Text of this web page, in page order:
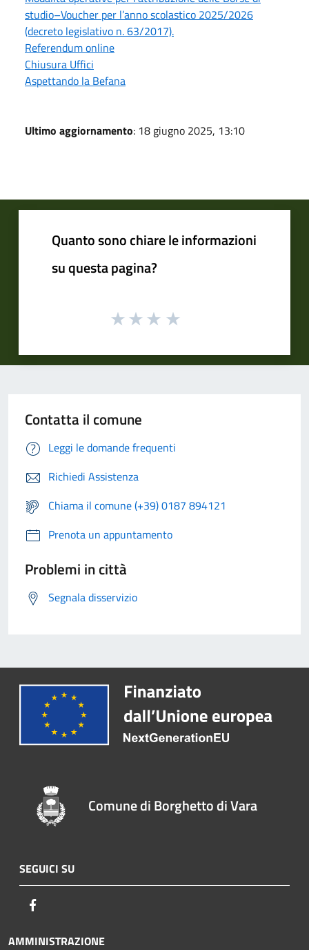
studio–Voucher per l’anno scolastico 2025/2026
(decreto legislativo n. 63/2017).
Referendum online
Chiusura Uffici
Aspettando la Befana
Ultimo aggiornamento: 18 giugno 2025, 13:10
Quanto sono chiare le informazioni
su questa pagina?
Contatta il comune
Leggi le domande frequenti
Richiedi Assistenza
Chiama il comune (+39) 0187 894121
Prenota un appuntamento
Problemi in città
Segnala disservizio
Comune di Borghetto di Vara
SEGUICI SU
AMMINISTRAZIONE